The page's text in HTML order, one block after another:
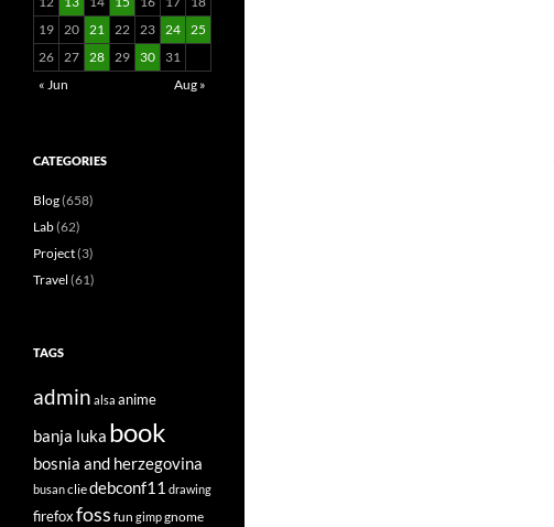
19 20 21 22 23 24 25
26 27 28 29 30
31
« Jun
Aug »
CATEGORIES
Blog(658)
Lab(62)
Project(3)
Travel (61)
TAGS
admin alsa anime
banja luka book
bosnia and herzegovina
busancliedebconf11 drawing
firefoxfoss fun gimpgnome